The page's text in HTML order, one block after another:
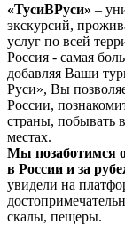
«ТусиВРуси» –
экскурсий,
услуг по всей
Россия - самая
добавляя Ваши
Руси», Вы
России,
страны, побывать
местах.
Мы позаботимся
в России и за
увидели на
скалы, пещеры.